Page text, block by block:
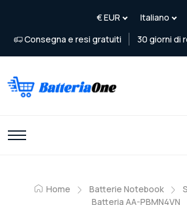
Consegna e resi gratuiti 30 giorni di
Home Batterie Notebook
Batteria AA-PBMN4VN